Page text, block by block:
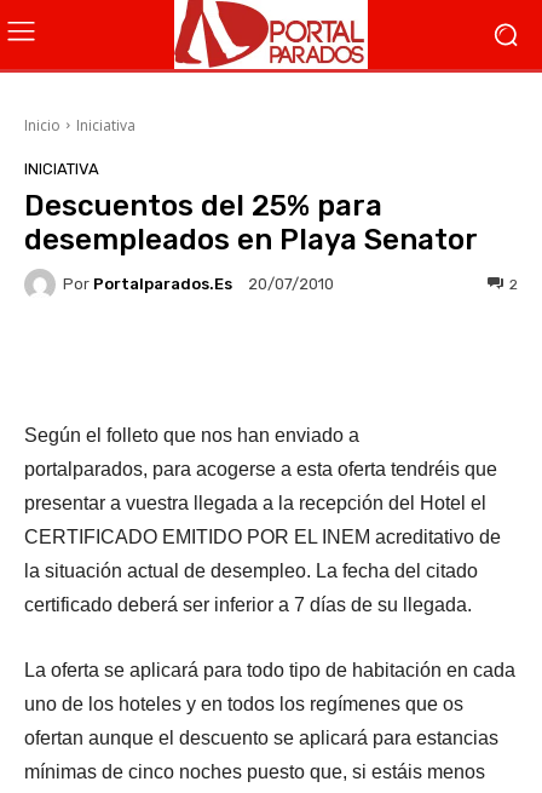
Inicio Iniciativa
INICIATIVA
Descuentos del 25% para
desempleados en Playa Senator
Por Portalparados.es 20/07/2010 2
Según el folleto que nos han enviado a
portalparados, para acogerse a esta oferta tendréis que
presentar a vuestra llegada a la recepción del Hotel el
CERTIFICADO EMITIDO POR EL INEM acreditativo de
la situación actual de desempleo. La fecha del citado
certificado deberá ser inferior a 7 días de su llegada.
La oferta se aplicará para todo tipo de habitación en cada
uno de los hoteles y en todos los regímenes que os
ofertan aunque el descuento se aplicará para estancias
mínimas de cinco noches puesto que, si estáis menos